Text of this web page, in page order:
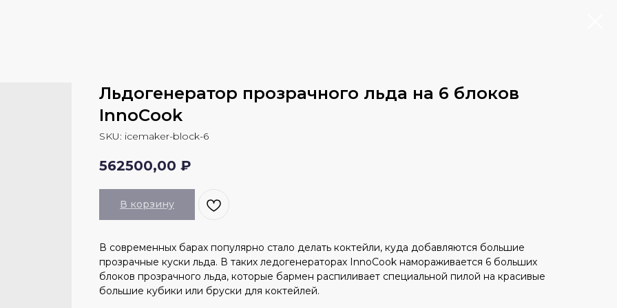
Льдогенератор прозрачного льда на 6 блоков
InnoCook
SKU: icemaker-block-6
562500,00 ₽
В корзину
В современных барах популярно стало делать коктейли, куда добавляются большие
прозрачные куски льда. В таких ледогенераторах InnoCook намораживается 6 больших
блоков прозрачного льда, которые бармен распиливает специальной пилой на красивые
большие кубики или бруски для коктейлей.